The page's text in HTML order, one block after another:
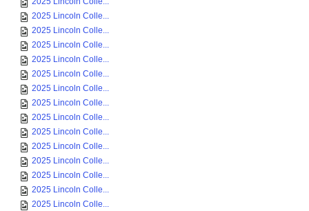
2025 Lincoln Colle...
2025 Lincoln Colle...
2025 Lincoln Colle...
2025 Lincoln Colle...
2025 Lincoln Colle...
2025 Lincoln Colle...
2025 Lincoln Colle...
2025 Lincoln Colle...
2025 Lincoln Colle...
2025 Lincoln Colle...
2025 Lincoln Colle...
2025 Lincoln Colle...
2025 Lincoln Colle...
2025 Lincoln Colle...